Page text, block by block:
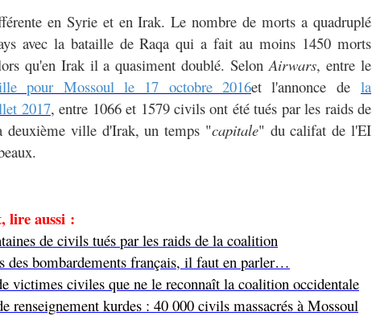
en Syrie et en Irak. Le nombre de morts a quadruplé
avec la bataille de Raqa qui a fait au moins 1450 morts
qu'en Irak il a quasiment doublé. SelonAirwars, entre le
pour Mossoul le 17 octobre 2016et l'annonce dela
2017, entre 1066 et 1579 civils ont été tués par les raids de
deuxième ville d'Irak, un temps "capitale" du califat de l'EI
lire aussi :
de civils tués par les raids de la coalition
des bombardements français, il faut en parler…
victimes civiles que ne le reconnaît la coalition occidentale
renseignement kurdes : 40 000 civils massacrés à Mossoul